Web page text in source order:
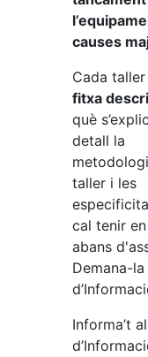
causes
Cada
fitxa
què
detall la
taller i les
cal tenir
abans
Demana-
Informa’t